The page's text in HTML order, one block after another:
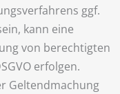
ggf.
kann eine
von berechtigten
erfolgen.
Geltendmachung